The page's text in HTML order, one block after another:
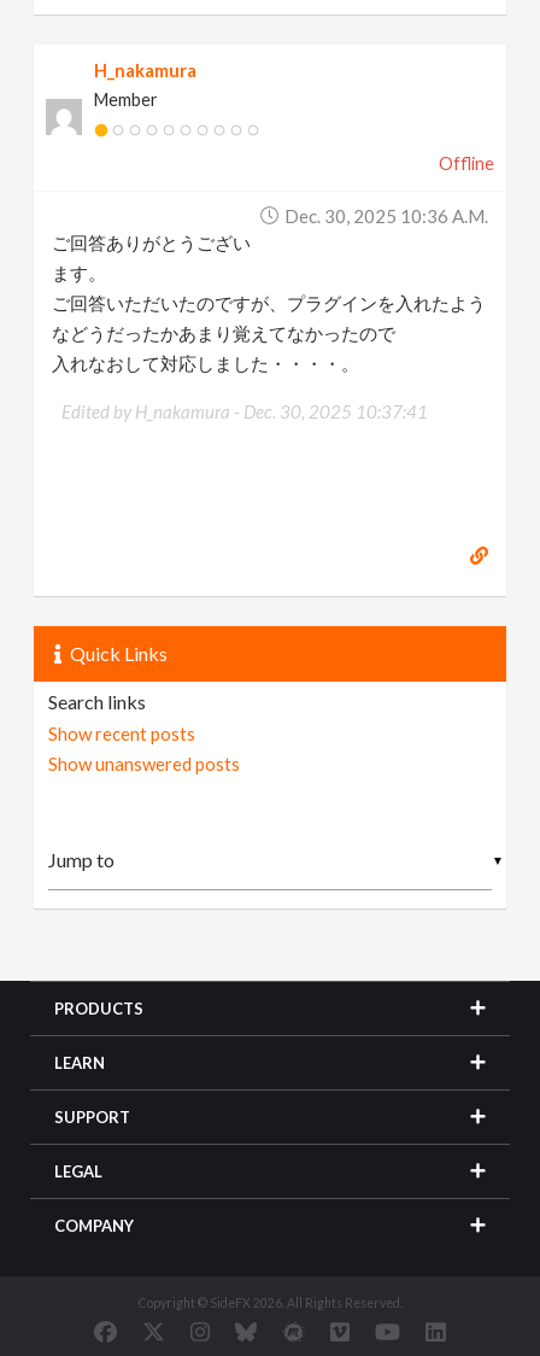
H_nakamura
Member
Offline
Dec. 30, 2025 10:36 A.m.
ご回答ありがとうござい
ます。
ご回答いただいたのですが、プラグインを入れたよう
などうだったかあまり覚えてなかったので
入れなおして対応しました・・・・。
Edited by H_nakamura - Dec. 30, 2025 10:37:41
Quick Links
Search links
Show recent posts
Show unanswered posts
▼
PRODUCTS
LEARN
SUPPORT
LEGAL
COMPANY
Copyright © SideFX 2026. All Rights Reserved.